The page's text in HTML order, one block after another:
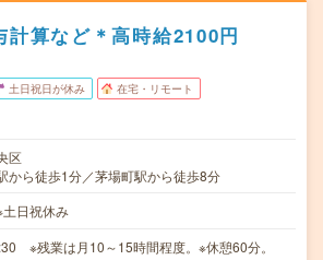
計算など＊高時給2100円
土日祝日が休み 在宅・リモート
区
から徒歩1分／茅場町駅から徒歩8分
日祝休み
※残業は月10～15時間程度。※休憩60分。